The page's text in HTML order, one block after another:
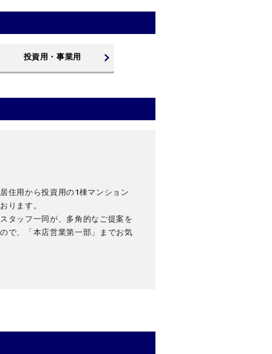
投資用・事業用
住用から投資用の1棟マンション
ります。
タッフ一同が、多角的なご提案を
で、「本店営業第一部」までお気